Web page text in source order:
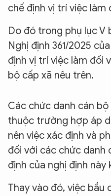
chế định vị trí việc làm
Do đó trong phụ lục V
Nghị định 361/2025
định vị trí việc làm đối
bộ cấp xã nêu trên.
Các chức danh cán
thuộc trường hợp áp
nên việc xác định và
đối với các chức danh
định của nghị định này
Thay vào đó, việc bầu